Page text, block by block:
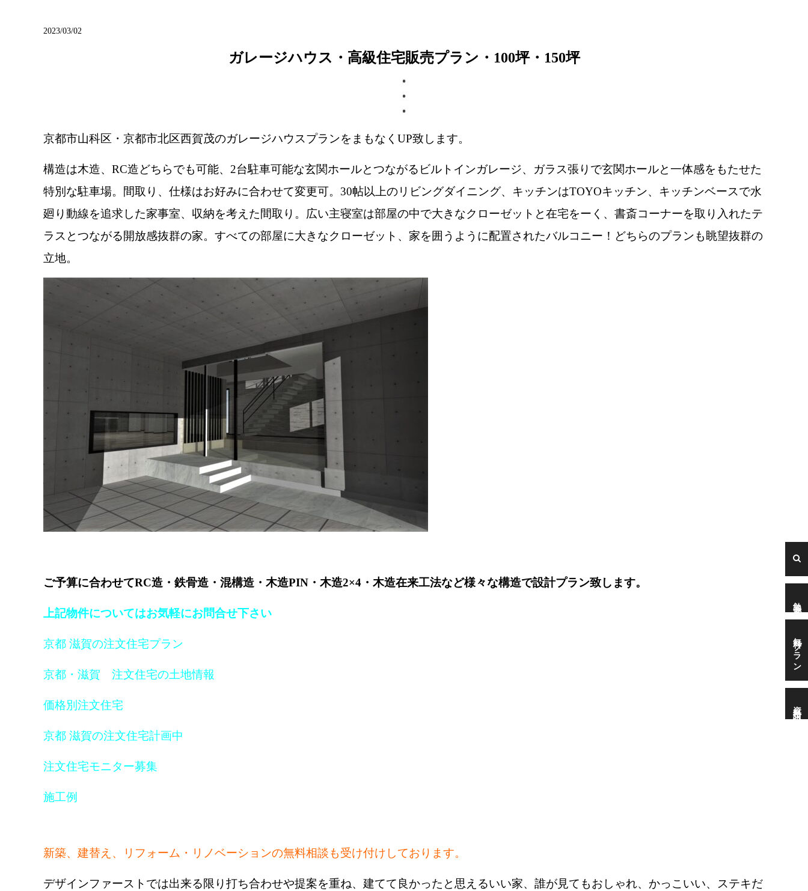
ブログ
無料プラン
2023/03/02
ガレージハウス・高級住宅販売プラン・100坪・150坪
京都市山科区・京都市北区西賀茂のガレージハウスプランをまもなくUP致します。
構造は木造、RC造どちらでも可能、2台駐車可能な玄関ホールとつながるビルトインガレージ、ガラス張りで玄関ホールと一体感をもたせた
特別な駐車場。間取り、仕様はお好みに合わせて変更可。30帖以上のリビングダイニング、キッチンはTOYOキッチン、キッチンベースで水
廻り動線を追求した家事室、収納を考えた間取り。広い主寝室は部屋の中で大きなクローゼットと在宅をーく、書斎コーナーを取り入れたテ
ラスとつながる開放感抜群の家。すべての部屋に大きなクローゼット、家を囲うように配置されたバルコニー！どちらのプランも眺望抜群の
立地。
ご予算に合わせてRC造・鉄骨造・混構造・木造PIN・木造2×4・木造在来工法など様々な構造で設計プラン致します。
上記物件についてはお気軽にお問合せ下さい
京都 滋賀の注文住宅プラン
京都・滋賀 注文住宅の土地情報
価格別注文住宅
京都 滋賀の注文住宅計画中
注文住宅モニター募集
施工例
新築、建替え、リフォーム・リノベーションの無料相談も受け付けしております。
デザインファーストでは出来る限り打ち合わせや提案を重ね、建てて良かったと思えるいい家、誰が見てもおしゃれ、かっこいい、ステキだ